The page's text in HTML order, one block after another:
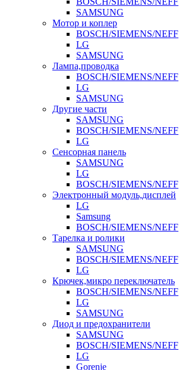
SAMSUNG
Мотор и коплер
BOSCH/SIEMENS/NEFF
LG
SAMSUNG
Лампа,проводка
BOSCH/SIEMENS/NEFF
LG
SAMSUNG
Другие части
SAMSUNG
BOSCH/SIEMENS/NEFF
LG
Сенсорная панель
SAMSUNG
LG
BOSCH/SIEMENS/NEFF
Электронный модуль,дисплей
LG
Samsung
BOSCH/SIEMENS/NEFF
Тарелка и ролики
SAMSUNG
BOSCH/SIEMENS/NEFF
LG
Крючек,микро переключатель
BOSCH/SIEMENS/NEFF
LG
SAMSUNG
Диод и предохранители
SAMSUNG
BOSCH/SIEMENS/NEFF
LG
Gorenje